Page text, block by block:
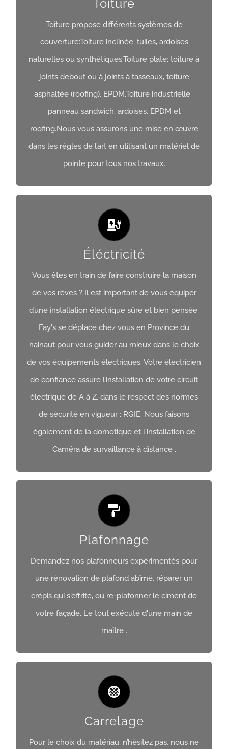
Toiture
Toiture propose différents systèmes de
couverture:Toiture inclinée: tuiles, ardoises
naturelles ou synthétiques.Toiture plate: toiture à
joints debout ou à joints à tasseaux, toiture
asphaltée (roofing), EPDM.Toiture industrielle :
panneau sandwich, ardoises, EPDM et
roofing.Nous vous assurons une mise en œuvre
dans les règles de l’art en utilisant un matériel de
pointe pour tous nos travaux.
Toiture
Obtenir Un Devis
Éléctricité
Vous êtes en train de faire construire la maison
de vos rêves ? Il est important de vous équiper
d’une installation électrique sûre et bien pensée.
Fay's se déplace chez vous en Province du
hainaut pour vous guider au mieux dans le choix
de vos équipements électriques. Votre électricien
de confiance assure l’installation de votre circuit
électrique de A à Z, dans le respect des normes
de sécurité en vigueur : RGIE. Nous faisons
également de la domotique et l'installation de
Caméra de survaillance à distance .
Éléctricité
Obtenir Un Devis
Plafonnage
Demandez nos plafonneurs expérimentés pour
une rénovation de plafond abîmé, réparer un
crépis qui s'effrite, ou re-plafonner le ciment de
votre façade. Le tout exécuté d'une main de
maître .
Plafonnage
Obtenir Un Devis
Carrelage
Pour le choix du matériau, n’hésitez pas, nous ne